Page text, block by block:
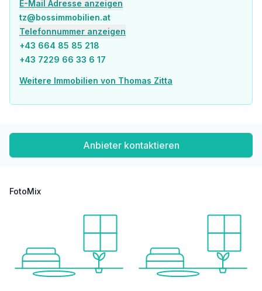
Kindergarten <275m
Schule <300m
Universität <5.700m
Höhere Schule <9.900m
Nahversorgung
Bäckerei <175m
Bank <150m
Geldautomat <150m
Post <425m
Verkehr
Straßenbahn <350m
Autobahnanschluss <2.425m
Flughafen <4.175m
Angaben Entfernung Luftlinie / Quelle: OpenStreetMap
E-Mail Adresse anzeigen
tz@bossimmobilien.at
Telefonnummer anzeigen
+43 664 85 85 218
+43 7229 66 33 6 17
Weitere Immobilien von Thomas Zitta
Anbieter kontaktieren
FotoMix